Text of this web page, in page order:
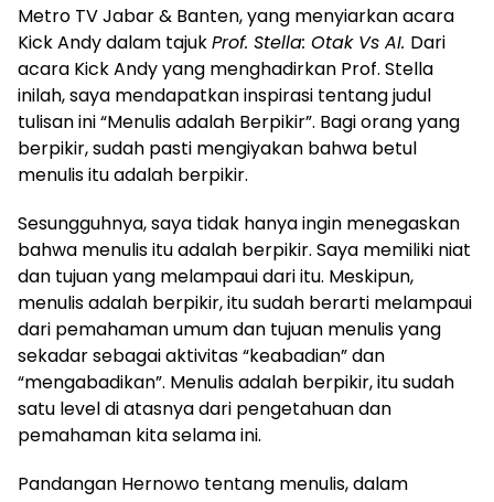
Metro TV Jabar & Banten, yang menyiarkan acara
Kick Andy dalam tajukProf. Stella: Otak Vs AI. Dari
acara Kick Andy yang menghadirkan Prof. Stella
inilah, saya mendapatkan inspirasi tentang judul
tulisan ini “Menulis adalah Berpikir”. Bagi orang yang
berpikir, sudah pasti mengiyakan bahwa betul
menulis itu adalah berpikir.
Sesungguhnya, saya tidak hanya ingin menegaskan
bahwa menulis itu adalah berpikir. Saya memiliki niat
dan tujuan yang melampaui dari itu. Meskipun,
menulis adalah berpikir, itu sudah berarti melampaui
dari pemahaman umum dan tujuan menulis yang
sekadar sebagai aktivitas “keabadian” dan
“mengabadikan”. Menulis adalah berpikir, itu sudah
satu level di atasnya dari pengetahuan dan
pemahaman kita selama ini.
Pandangan Hernowo tentang menulis, dalam